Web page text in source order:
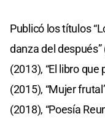
Publicó los títulos
danza del después”
(2013), “El libro que
(2015), “Mujer
(2018), “Poesía